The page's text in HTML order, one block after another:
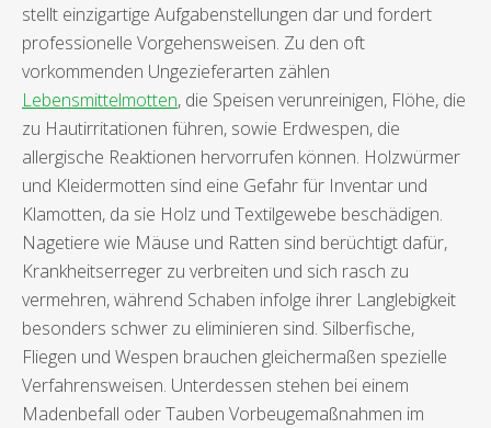
stellt einzigartige Aufgabenstellungen dar und fordert
professionelle Vorgehensweisen. Zu den oft
vorkommenden Ungezieferarten zählen
Lebensmittelmotten, die Speisen verunreinigen, Flöhe, die
zu Hautirritationen führen, sowie Erdwespen, die
allergische Reaktionen hervorrufen können. Holzwürmer
und Kleidermotten sind eine Gefahr für Inventar und
Klamotten, da sie Holz und Textilgewebe beschädigen.
Nagetiere wie Mäuse und Ratten sind berüchtigt dafür,
Krankheitserreger zu verbreiten und sich rasch zu
vermehren, während Schaben infolge ihrer Langlebigkeit
besonders schwer zu eliminieren sind. Silberfische,
Fliegen und Wespen brauchen gleichermaßen spezielle
Verfahrensweisen. Unterdessen stehen bei einem
Madenbefall oder Tauben Vorbeugemaßnahmen im